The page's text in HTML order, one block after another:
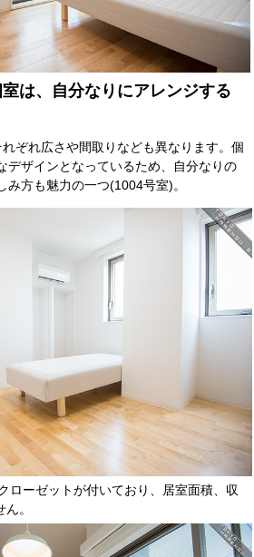
は、自分なりにアレンジする
ぞれ広さや間取りなども異なります。個
デザインとなっているため、自分なりの
み方も魅力の一つ(1004号室)。
ローゼットが付いており、居室面積、収
。